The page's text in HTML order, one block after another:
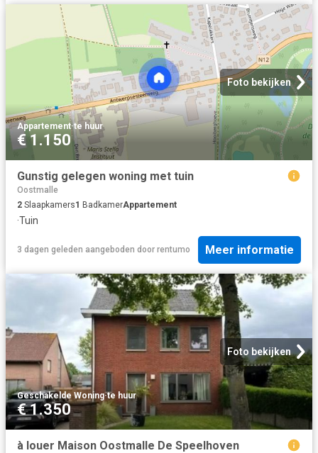
Foto bekijken
Appartement·te huur
€ 1.150
Gunstig gelegen woning met tuin
Oostmalle
2 Slaapkamers1 BadkamerAppartement
·Tuin
3 dagen geleden aangeboden door rentumo Meer informatie
Foto bekijken
Geschakelde Woning·te huur
€ 1.350
à louer Maison Oostmalle De Speelhoven